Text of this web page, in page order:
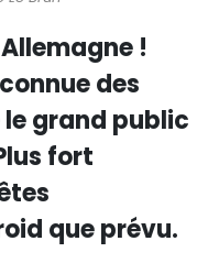
!
des
grand public
fort
que prévu.